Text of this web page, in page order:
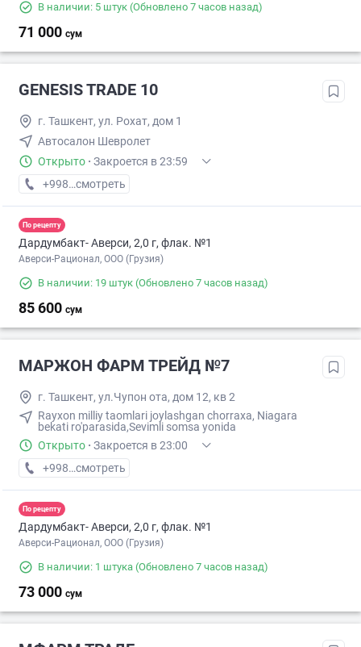
В наличии: 5 штук (Обновлено 7 часов назад)
71 000 сум
GENESIS TRADE 10
г. Ташкент, ул. Рохат, дом 1
Автосалон Шевролет
Открыто · Закроется в 23:59
+998 (95) XXX-XX-XX
смотреть
По рецепту
Дардумбакт- Аверси, 2,0 г, флак. №1
Аверси-Рационал, ООО (Грузия)
В наличии: 19 штук (Обновлено 7 часов назад)
85 600 сум
МАРЖОН ФАРМ ТРЕЙД №7
г. Ташкент, ул.Чупон ота, дом 12, кв 2
Rayxon milliy taomlari joylashgan chorraxa, Niagara
bekati ro'parasida,Sevimli somsa yonida
Открыто · Закроется в 23:00
+998 (99) XXX-XX-XX
смотреть
По рецепту
Дардумбакт- Аверси, 2,0 г, флак. №1
Аверси-Рационал, ООО (Грузия)
В наличии: 1 штука (Обновлено 7 часов назад)
73 000 сум